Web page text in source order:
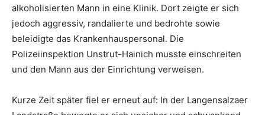
alkoholisierten Mann in eine Klinik. Dort zeigte er sich
jedoch aggressiv, randalierte und bedrohte sowie
beleidigte das Krankenhauspersonal. Die
Polizeiinspektion Unstrut-Hainich musste einschreiten
und den Mann aus der Einrichtung verweisen.
Kurze Zeit später fiel er erneut auf: In der Langensalzaer